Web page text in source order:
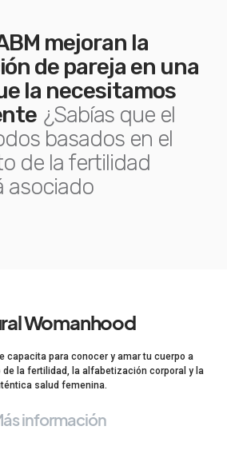
mejoran la
de pareja en una
la necesitamos
¿Sabías que el
basados en el
de la fertilidad
asociado
Womanhood
capacita para conocer y amar tu cuerpo a
la fertilidad, la alfabetización corporal y la
salud femenina.
información